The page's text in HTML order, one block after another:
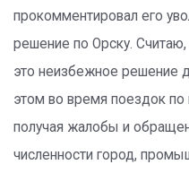
прокомментировал его
решение по Орску.
это неизбежное решение
этом во время поездок по
получая жалобы и
численности город,